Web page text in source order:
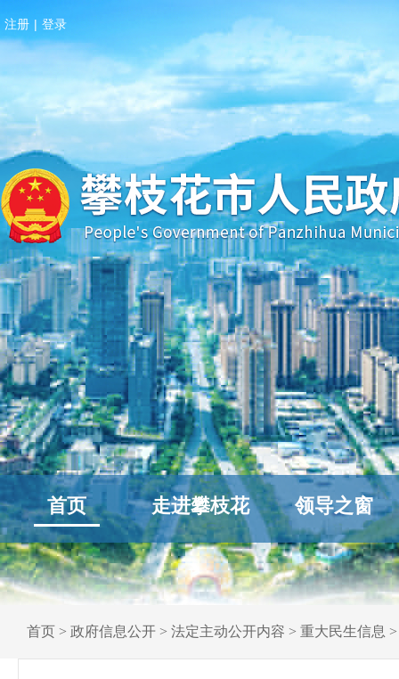
注册 | 登录
首页 走进攀枝花 领导之窗
首页 > 政府信息公开 > 法定主动公开内容 > 重大民生信息